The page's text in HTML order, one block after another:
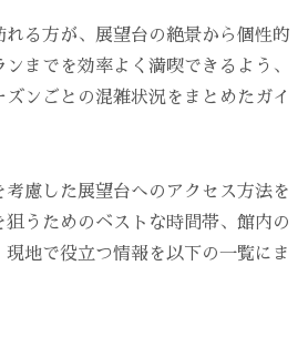
れる方が、展望台の絶景から個性的
までを効率よく満喫できるよう、
ンごとの混雑状況をまとめたガイ
慮した展望台へのアクセス方法を
狙うためのベストな時間帯、館内の
地で役立つ情報を以下の一覧にま